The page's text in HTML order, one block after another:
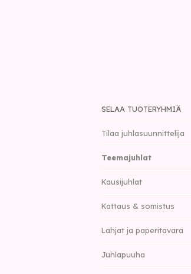
SELAA TUOTERYHMIÄ
Tilaa juhlasuunnittelija
Teemajuhlat
Kausijuhlat
Kattaus & somistus
Lahjat ja paperitavara
Juhlapuuha